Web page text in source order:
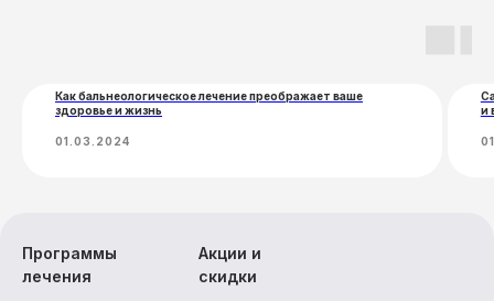
Как бальнеологическое лечение преображает ваше
здоровье и жизнь
01.03.2024
и
Программы
лечения
Акции и
скидки